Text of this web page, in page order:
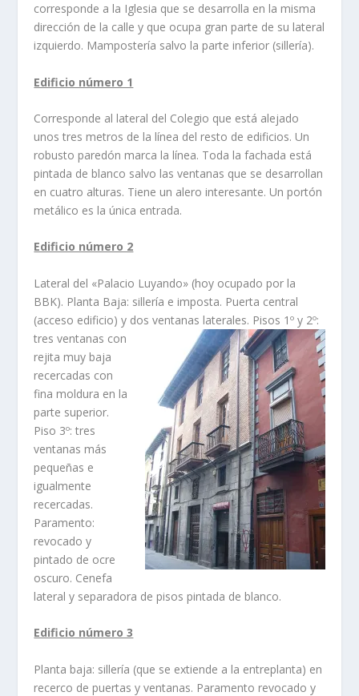
corresponde a la Iglesia que se desarrolla en la misma
dirección de la calle y que ocupa gran parte de su lateral
izquierdo. Mamposterí­a salvo la parte inferior (sillerí­a).
Edificio número 1
Corresponde al lateral del Colegio que está alejado
unos tres metros de la lí­nea del resto de edificios. Un
robusto paredón marca la lí­nea. Toda la fachada está
pintada de blanco salvo las ventanas que se desarrollan
en cuatro alturas. Tiene un alero interesante. Un portón
metálico es la única entrada.
Edificio número 2
Lateral del «Palacio Luyando» (hoy ocupado por la
BBK). Planta Baja: sillerí­a e imposta. Puerta central
(acceso edificio) y dos ventanas laterales. Pisos 1º y 2º:
tres ventanas con
rejita muy baja
recercadas con
fina moldura en la
parte superior.
Piso 3º: tres
ventanas más
pequeñas e
igualmente
recercadas.
Paramento:
revocado y
pintado de ocre
oscuro. Cenefa
lateral y separadora de pisos pintada de blanco.
Edificio número 3
Planta baja: sillerí­a (que se extiende a la entreplanta) en
recerco de puertas y ventanas. Paramento revocado y